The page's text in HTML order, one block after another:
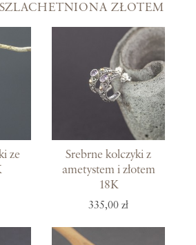
ZŁOTEM
ze
Srebrne kolczyki z
ametystem i złotem
18K
335,00 zł